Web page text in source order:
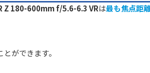
Z 180-600mm f/5.6-6.3 VRは最も焦点距
ができます。